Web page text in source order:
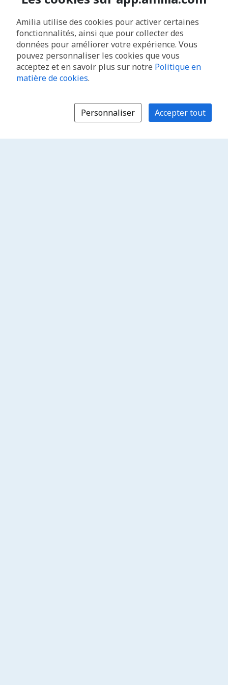
Amilia utilise des cookies pour activer certaines
fonctionnalités, ainsi que pour collecter des
données pour améliorer votre expérience. Vous
pouvez personnaliser les cookies que vous
acceptez et en savoir plus sur notre Politique en
matière de cookies.
Personnaliser Accepter tout